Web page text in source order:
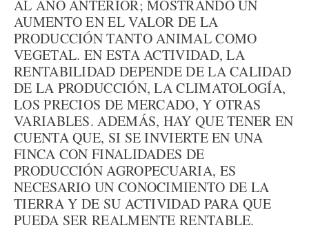
AL AÑO ANTERIOR; MOSTRANDO UN
AUMENTO EN EL VALOR DE LA
PRODUCCIÓN TANTO ANIMAL COMO
VEGETAL. EN ESTA ACTIVIDAD, LA
RENTABILIDAD DEPENDE DE LA CALIDAD
DE LA PRODUCCIÓN, LA CLIMATOLOGÍA,
LOS PRECIOS DE MERCADO, Y OTRAS
VARIABLES. ADEMÁS, HAY QUE TENER EN
CUENTA QUE, SI SE INVIERTE EN UNA
FINCA CON FINALIDADES DE
PRODUCCIÓN AGROPECUARIA, ES
NECESARIO UN CONOCIMIENTO DE LA
TIERRA Y DE SU ACTIVIDAD PARA QUE
PUEDA SER REALMENTE RENTABLE.